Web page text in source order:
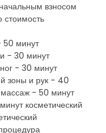
взносом
стоимость
минут
- 30 минут
- 30 минут
зоны и рук - 40
массаж - 50 минут
косметический